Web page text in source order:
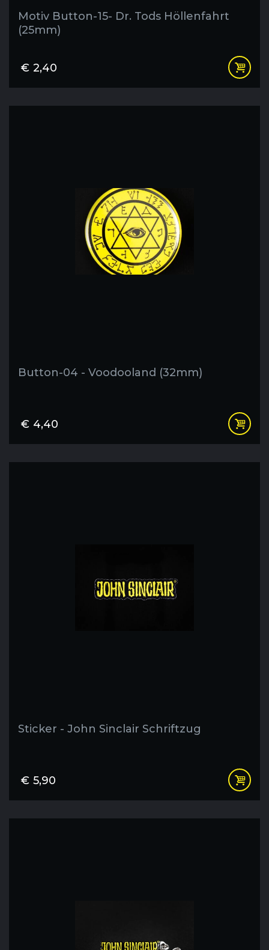
Motiv Button-15- Dr. Tods Höllenfahrt
(25mm)
€ 2,40
Button-04 - Voodooland (32mm)
€ 4,40
Sticker - John Sinclair Schriftzug
€ 5,90